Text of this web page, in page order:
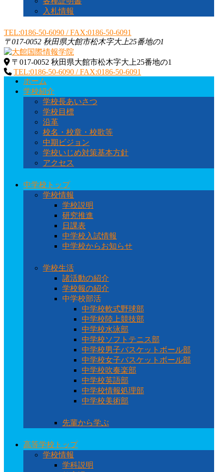
入札情報
TEL:0186-50-6090 / FAX:0186-50-6091
〒017-0052 秋田県大館市松木字大上25番地の1
大館国際情報学院
秋田県大館市に位置する秋田県北地域唯一の中高一貫教育校
です
〒017-0052 秋田県大館市松木字大上25番地の1
TEL:0186-50-6090 / FAX:0186-50-6091
ホーム
学校紹介
学校長あいさつ
学校目標
沿革
校名・校章・校歌等
中期ビジョン
学校いじめ対策基本方針
アクセス
中学校トップ
学校情報
学校説明
研究推進
日課表
中学校入試情報
中学校からお知らせ
学校生活
諸活動の紹介
学校報の紹介
中学校部活
中学校軟式野球部
中学校陸上競技部
中学校水泳部
中学校ソフトテニス部
中学校男子バスケットボール部
中学校女子バスケットボール部
中学校吹奏楽部
中学校英語部
中学校情報処理部
中学校美術部
先輩から学ぶ
高等学校トップ
学校情報
学科説明